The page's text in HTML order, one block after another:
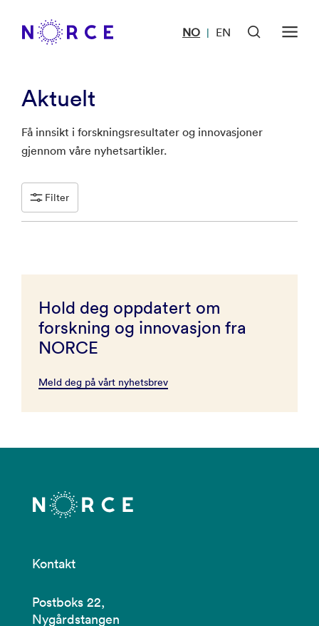
NO | EN
Aktuelt
Få innsikt i forskningsresultater og innovasjoner
gjennom våre nyhetsartikler.
Filter
Hold deg oppdatert om
forskning og innovasjon fra
NORCE
Meld deg på vårt nyhetsbrev
Kontakt
Postboks 22,
Nygårdstangen